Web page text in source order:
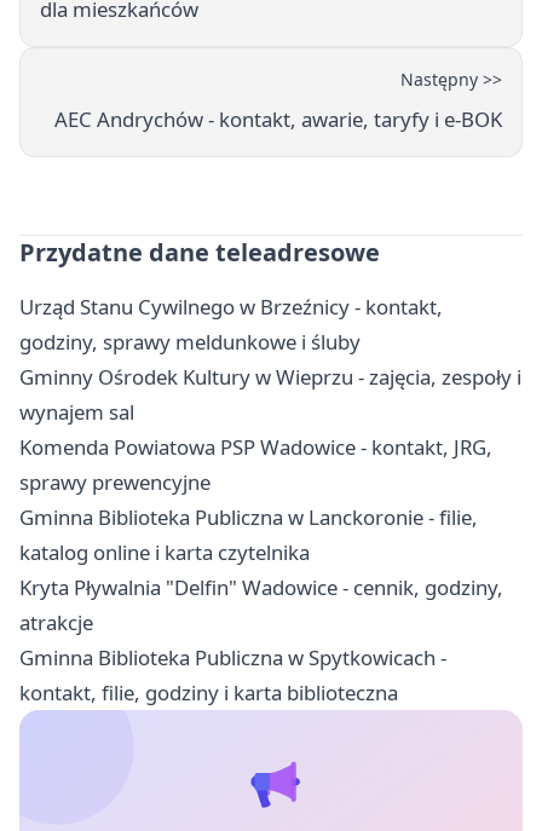
dla mieszkańców
Następny >>
AEC Andrychów - kontakt, awarie, taryfy i e-BOK
Przydatne dane teleadresowe
Urząd Stanu Cywilnego w Brzeźnicy - kontakt,
godziny, sprawy meldunkowe i śluby
Gminny Ośrodek Kultury w Wieprzu - zajęcia, zespoły i
wynajem sal
Komenda Powiatowa PSP Wadowice - kontakt, JRG,
sprawy prewencyjne
Gminna Biblioteka Publiczna w Lanckoronie - filie,
katalog online i karta czytelnika
Kryta Pływalnia "Delfin" Wadowice - cennik, godziny,
atrakcje
Gminna Biblioteka Publiczna w Spytkowicach -
kontakt, filie, godziny i karta biblioteczna